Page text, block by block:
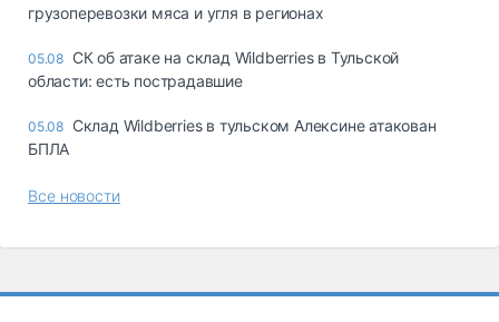
грузоперевозки мяса и угля в регионах
05.08 СК об атаке на склад Wildberries в Тульской
области: есть пострадавшие
05.08 Склад Wildberries в тульском Алексине атакован
БПЛА
Все новости